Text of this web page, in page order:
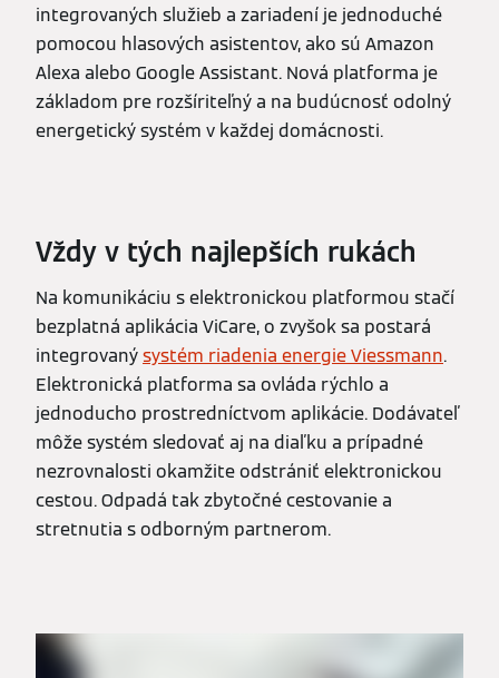
integrovaných služieb a zariadení je jednoduché
pomocou hlasových asistentov, ako sú Amazon
Alexa alebo Google Assistant. Nová platforma je
základom pre rozšíriteľný a na budúcnosť odolný
energetický systém v každej domácnosti.
Vždy v tých najlepších rukách
Na komunikáciu s elektronickou platformou stačí
bezplatná aplikácia ViCare, o zvyšok sa postará
integrovanýsystém riadenia energie Viessmann.
Elektronická platforma sa ovláda rýchlo a
jednoducho prostredníctvom aplikácie. Dodávateľ
môže systém sledovať aj na diaľku a prípadné
nezrovnalosti okamžite odstrániť elektronickou
cestou. Odpadá tak zbytočné cestovanie a
stretnutia s odborným partnerom.